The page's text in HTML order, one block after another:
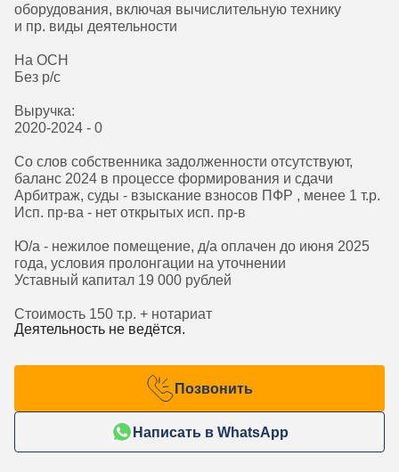
оборудования, включая вычислительную технику
и пр. виды деятельности
На ОСН
Без р/с
Выручка:
2020-2024 - 0
Со слов собственника задолженности отсутствуют,
баланс 2024 в процессе формирования и сдачи
Арбитраж, суды - взыскание взносов ПФР , менее 1 т.р.
Исп. пр-ва - нет открытых исп. пр-в
Ю/а - нежилое помещение, д/а оплачен до июня 2025
года, условия пролонгации на уточнении
Уставный капитал 19 000 рублей
Стоимость 150 т.р. + нотариат
Деятельность не ведётся.
Позвонить
Написать в WhatsApp